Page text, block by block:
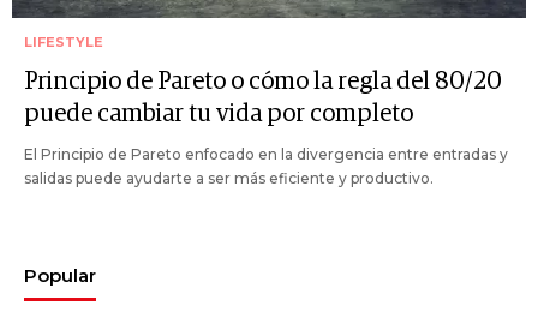
LIFESTYLE
Principio de Pareto o cómo la regla del 80/20
puede cambiar tu vida por completo
El Principio de Pareto enfocado en la divergencia entre entradas y
salidas puede ayudarte a ser más eficiente y productivo.
Popular